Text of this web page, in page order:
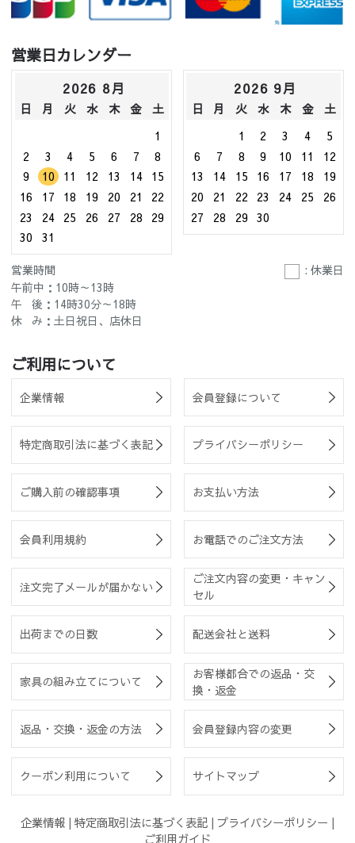
営業日カレンダー
2026 8月
日 月 火 水 木 金
土
1
2
3 4 5 6 7
8
9
10 11 12 13 14
15
16
17 18 19 20 21
22
23
24 25 26 27 28
29
30
31
2026 9月
日 月 火 水 木 金
土
1
2 3 4
5
6
7 8 9 10 11
12
13
14 15 16 17 18
19
20
21 22 23 24 25
26
27
28 29 30
営業時間
: 休業日
午前中：10時～13時
午 後：14時30分～18時
休 み：土日祝日、店休日
ご利用について
企業情報 会員登録について
特定商取引法に基づく表記 プライバシーポリシー
ご購入前の確認事項 お支払い方法
会員利用規約 お電話でのご注文方法
注文完了メールが届かない
ご注文内容の変更・キャン
セル
出荷までの日数 配送会社と送料
家具の組み立てについて
お客様都合での返品・交
換・返金
返品・交換・返金の方法 会員登録内容の変更
クーポン利用について サイトマップ
企業情報 | 特定商取引法に基づく表記 | プライバシーポリシー |
ご利用ガイド